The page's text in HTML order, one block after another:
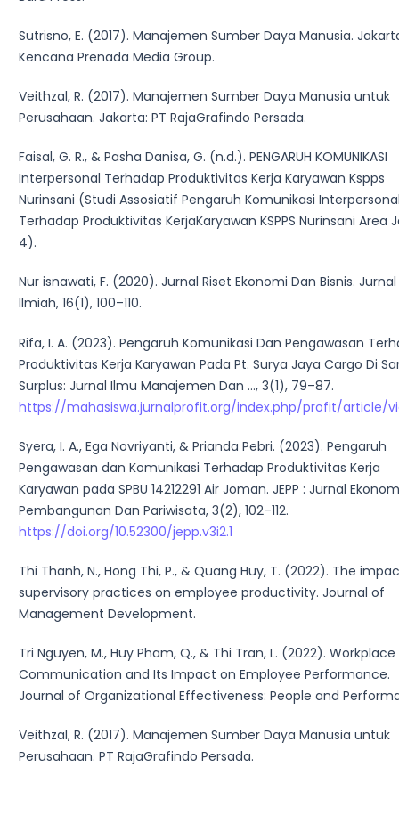
Sutrisno, E. (2017). Manajemen Sumber Daya Manusia.
Kencana Prenada Media Group.
Veithzal, R. (2017). Manajemen Sumber Daya Manusia untuk
Perusahaan. Jakarta: PT RajaGrafindo Persada.
Faisal, G. R., & Pasha Danisa, G. (n.d.). PENGARUH KOMUNIKASI
Interpersonal Terhadap Produktivitas Kerja Karyawan Kspps
Nurinsani (Studi Assosiatif Pengaruh Komunikasi
Terhadap Produktivitas KerjaKaryawan KSPPS Nurinsani Area
4).
Nur isnawati, F. (2020). Jurnal Riset Ekonomi Dan Bisnis. Jurnal
Ilmiah, 16(1), 100–110.
Rifa, I. A. (2023). Pengaruh Komunikasi Dan Pengawasan
Produktivitas Kerja Karyawan Pada Pt. Surya Jaya Cargo Di
Surplus: Jurnal Ilmu Manajemen Dan …, 3(1), 79–87.
https://mahasiswa.jurnalprofit.org/index.php/profit/article/
Syera, I. A., Ega Novriyanti, & Prianda Pebri. (2023). Pengaruh
Pengawasan dan Komunikasi Terhadap Produktivitas Kerja
Karyawan pada SPBU 14212291 Air Joman. JEPP : Jurnal
Pembangunan Dan Pariwisata, 3(2), 102–112.
https://doi.org/10.52300/jepp.v3i2.1
Thi Thanh, N., Hong Thi, P., & Quang Huy, T. (2022). The
supervisory practices on employee productivity. Journal of
Management Development.
Tri Nguyen, M., Huy Pham, Q., & Thi Tran, L. (2022). Workplace
Communication and Its Impact on Employee Performance.
Journal of Organizational Effectiveness: People and
Veithzal, R. (2017). Manajemen Sumber Daya Manusia untuk
Perusahaan. PT RajaGrafindo Persada.